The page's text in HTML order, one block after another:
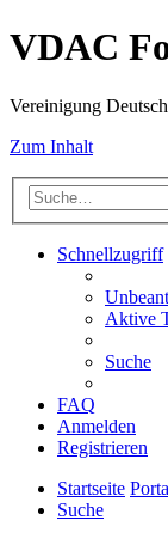
VDAC
Vereinigung
Zum Inhalt
Schnellzugriff
Aktive
Suche
FAQ
Anmelden
Registrieren
Startseite
Suche